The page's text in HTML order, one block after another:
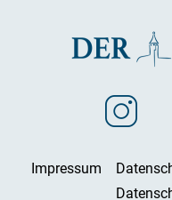
Impressum